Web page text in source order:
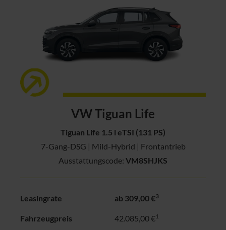
VW Tiguan Life
Tiguan Life 1.5 l eTSI (131 PS)
7-Gang-DSG | Mild-Hybrid | Frontantrieb
Ausstattungscode: VM8SHJKS
Leasingrate ab 309,00 €3
Fahrzeugpreis 42.085,00 €1